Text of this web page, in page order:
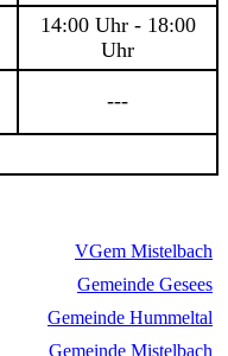
14:00 Uhr - 18:00
Uhr
---
VGem Mistelbach
Gemeinde Gesees
Gemeinde Hummeltal
Gemeinde Mistelbach